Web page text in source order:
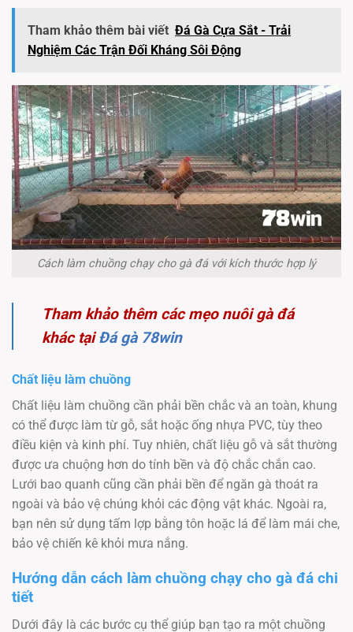
Tham khảo thêm bài viết Đá Gà Cựa Sắt - Trải
Nghiệm Các Trận Đối Kháng Sôi Động
Cách làm chuồng chạy cho gà đá với kích thước hợp lý
Tham khảo thêm các mẹo nuôi gà đá
khác tạiĐá gà 78win
Chất liệu làm chuồng
Chất liệu làm chuồng cần phải bền chắc và an toàn, khung
có thể được làm từ gỗ, sắt hoặc ống nhựa PVC, tùy theo
điều kiện và kinh phí. Tuy nhiên, chất liệu gỗ và sắt thường
được ưa chuộng hơn do tính bền và độ chắc chắn cao.
Lưới bao quanh cũng cần phải bền để ngăn gà thoát ra
ngoài và bảo vệ chúng khỏi các động vật khác. Ngoài ra,
bạn nên sử dụng tấm lợp bằng tôn hoặc lá để làm mái che,
bảo vệ chiến kê khỏi mưa nắng.
Hướng dẫn cách làm chuồng chạy cho gà đá chi
tiết
Dưới đây là các bước cụ thể giúp bạn tạo ra một chuồng